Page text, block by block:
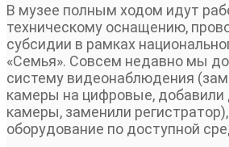
В музее полным ходом идут
техническому оснащению,
субсидии в рамках
«Семья». Совсем недавно мы
систему видеонаблюдения
камеры на цифровые, добавили
камеры, заменили
оборудование по доступной